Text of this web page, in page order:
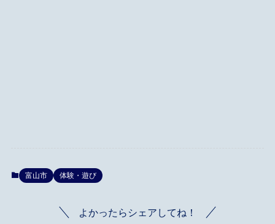
富山市 体験・遊び
よかったらシェアしてね！